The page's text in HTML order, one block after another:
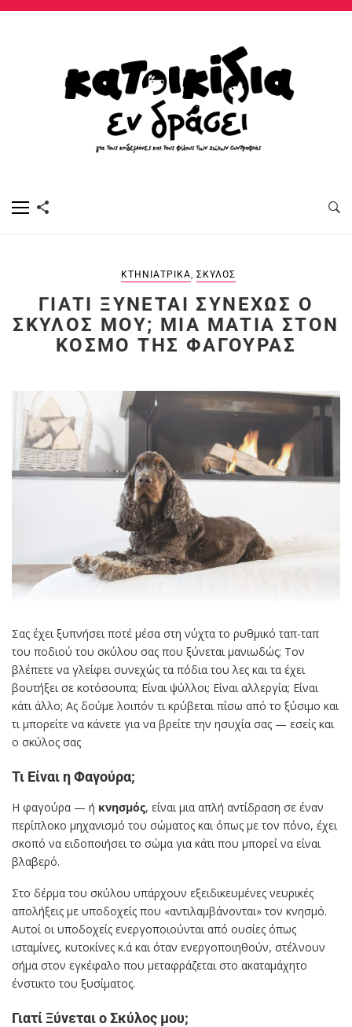
ΚΤΗΝΙΑΤΡΙΚΆ, ΣΚΎΛΟΣ
ΓΙΑΤΊ ΞΎΝΕΤΑΙ ΣΥΝΕΧΏΣ Ο
ΣΚΎΛΟΣ ΜΟΥ; ΜΙΑ ΜΑΤΙΆ ΣΤΟΝ
ΚΌΣΜΟ ΤΗΣ ΦΑΓΟΎΡΑΣ
Σας έχει ξυπνήσει ποτέ μέσα στη νύχτα το ρυθμικό ταπ-ταπ
του ποδιού του σκύλου σας που ξύνεται μανιωδώς; Τον
βλέπετε να γλείφει συνεχώς τα πόδια του λες και τα έχει
βουτήξει σε κοτόσουπα; Είναι ψύλλοι; Είναι αλλεργία; Είναι
κάτι άλλο; Ας δούμε λοιπόν τι κρύβεται πίσω από το ξύσιμο και
τι μπορείτε να κάνετε για να βρείτε την ησυχία σας — εσείς και
ο σκύλος σας
Τι Είναι η Φαγούρα;
Η φαγούρα — ή κνησμός, είναι μια απλή αντίδραση σε έναν
περίπλοκο μηχανισμό του σώματος και όπως με τον πόνο, έχει
σκοπό να ειδοποιήσει το σώμα για κάτι που μπορεί να είναι
βλαβερό.
Στο δέρμα του σκύλου υπάρχουν εξειδικευμένες νευρικές
απολήξεις με υποδοχείς που «αντιλαμβάνονται» τον κνησμό.
Αυτοί οι υποδοχείς ενεργοποιούνται από ουσίες όπως
ισταμίνες, κυτοκίνες κ.ά και όταν ενεργοποιηθούν, στέλνουν
σήμα στον εγκέφαλο που μεταφράζεται στο ακαταμάχητο
ένστικτο του ξυσίματος.
Γιατί Ξύνεται ο Σκύλος μου;